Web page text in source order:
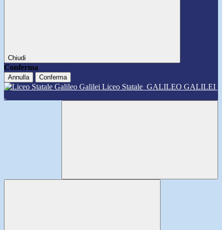
Chiudi
Conferma
Annulla Conferma
Liceo Statale GALILEO GALILEI